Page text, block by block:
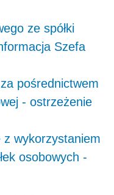
ze spółki
Szefa
pośrednictwem
- ostrzeżenie
wykorzystaniem
osobowych -